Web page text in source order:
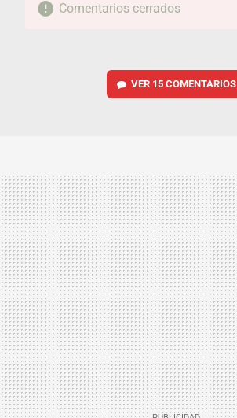
Comentarios cerrados
VER 15 COMENTARIOS